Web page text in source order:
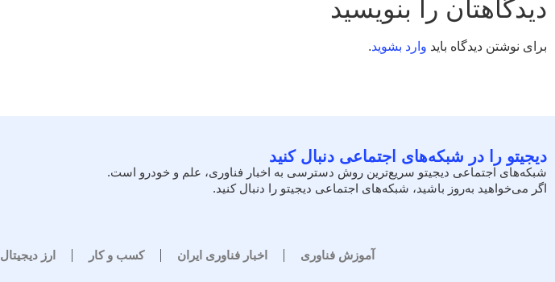
دیدگاهتان را بنویسید
برای نوشتن دیدگاه باید وارد بشوید.
دیجیتو را در شبکه‌های اجتماعی دنبال کنید
شبکه‌های اجتماعی دیجیتو سریع‌ترین روش دسترسی به اخبار فناوری، علم و خودرو است.
اگر می‌خواهید به‌روز باشید، شبکه‌های اجتماعی دیجیتو را دنبال کنید.
آموزش فناوری اخبار فناوری ایران کسب و کار ارز دیجیتال